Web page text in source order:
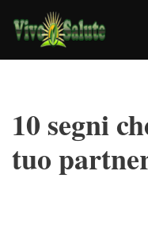
Vai
al
10 segni
tuo